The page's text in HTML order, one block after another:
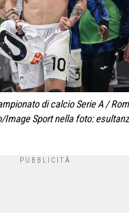
di calcio Serie A /
Image Sport nella foto: